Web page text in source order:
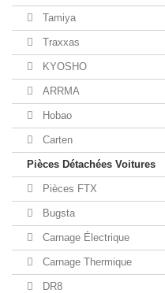
Tamiya
Traxxas
KYOSHO
ARRMA
Hobao
Carten
Pièces Détachées Voitures
Pièces FTX
Bugsta
Carnage Électrique
Carnage Thermique
DR8